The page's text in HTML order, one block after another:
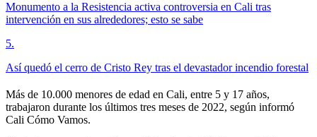
Monumento a la Resistencia activa controversia en Cali tras
intervención en sus alrededores; esto se sabe
5.
Así quedó el cerro de Cristo Rey tras el devastador incendio forestal
Más de 10.000 menores de edad en Cali, entre 5 y 17 años,
trabajaron durante los últimos tres meses de 2022, según informó
Cali Cómo Vamos.